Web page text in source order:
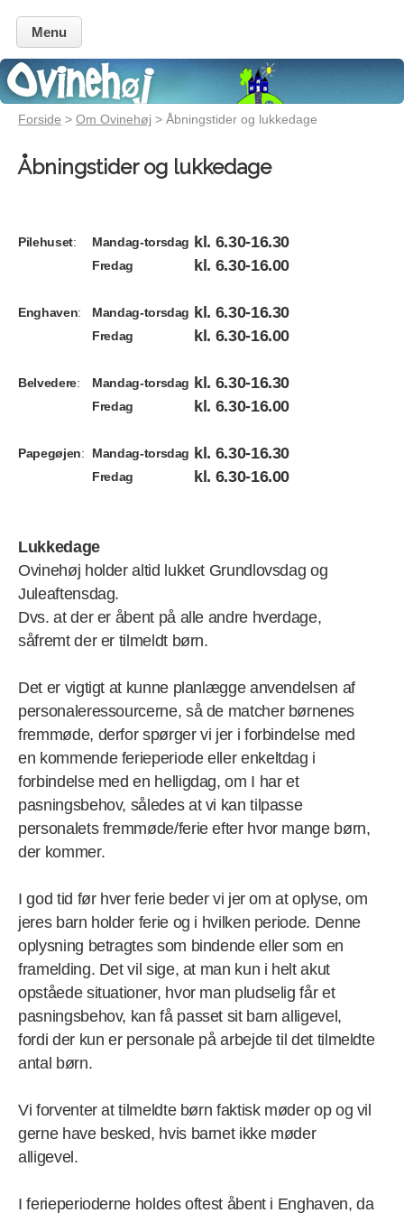
Menu
Forside >Om Ovinehøj > Åbningstider og lukkedage
Åbningstider og lukkedage
Pilehuset: Mandag-torsdag kl. 6.30-16.30
Fredag kl. 6.30-16.00
Enghaven: Mandag-torsdag kl. 6.30-16.30
Fredag kl. 6.30-16.00
Belvedere: Mandag-torsdag kl. 6.30-16.30
Fredag kl. 6.30-16.00
Papegøjen:
Mandag-torsdag
Fredag
kl. 6.30-16.30
kl. 6.30-16.00
Lukkedage
Ovinehøj holder altid lukket Grundlovsdag og
Juleaftensdag.
Dvs. at der er åbent på alle andre hverdage,
såfremt der er tilmeldt børn.
Det er vigtigt at kunne planlægge anvendelsen af
personaleressourcerne, så de matcher børnenes
fremmøde, derfor spørger vi jer i forbindelse med
en kommende ferieperiode eller enkeltdag i
forbindelse med en helligdag, om I har et
pasningsbehov, således at vi kan tilpasse
personalets fremmøde/ferie efter hvor mange børn,
der kommer.
I god tid før hver ferie beder vi jer om at oplyse, om
jeres barn holder ferie og i hvilken periode. Denne
oplysning betragtes som bindende eller som en
framelding. Det vil sige, at man kun i helt akut
opståede situationer, hvor man pludselig får et
pasningsbehov, kan få passet sit barn alligevel,
fordi der kun er personale på arbejde til det tilmeldte
antal børn.
Vi forventer at tilmeldte børn faktisk møder op og vil
gerne have besked, hvis barnet ikke møder
alligevel.
I ferieperioderne holdes oftest åbent i Enghaven, da